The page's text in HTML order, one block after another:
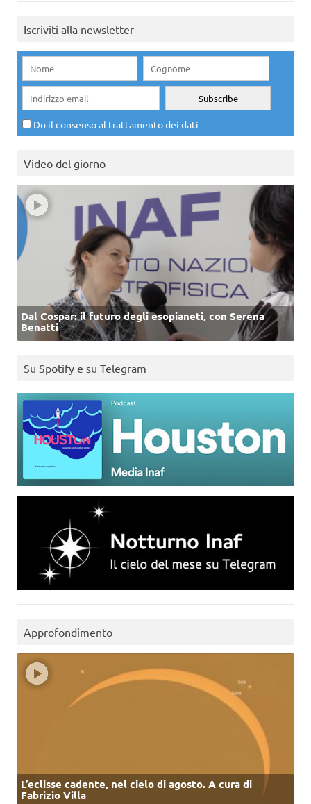
Iscriviti alla newsletter
Do il consenso al trattamento dei dati
Video del giorno
Dal Cospar: il futuro degli esopianeti, con Serena
Benatti
Su Spotify e su Telegram
Approfondimento
L’eclisse cadente, nel cielo di agosto. A cura di
Fabrizio Villa